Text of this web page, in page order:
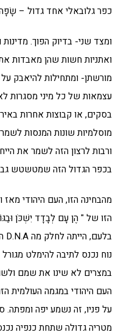
כפר גלובאלי אחד גדול –
ומצד שני- בדיוק הפוך.
ואתניות חשות שהן מאבדות
מורשתן- ומתחילות להיאבק
עצמאות של כל מיני מסגרות
בסקים, או קבוצות אחרות
מוסלמיות שונות המנסות
ורבות לרצון הזה לשמר את
בכפר הגדול הזה שמטשטש
מהבחינה הזו, העם היהודי
הזו של " הֶן עָם לְבָדָד יִשְׁכֹּן
בלעם, הייתה לחלק מה D.N.A היהודי באשר הוא.
נוח נכנס לתיבה להימלט
במצרים לא שינו את שמם
העם היהודי במגמה העולמית
על פניו, זה נשמע יפה
מטריה גדולה שתחת כנפיה